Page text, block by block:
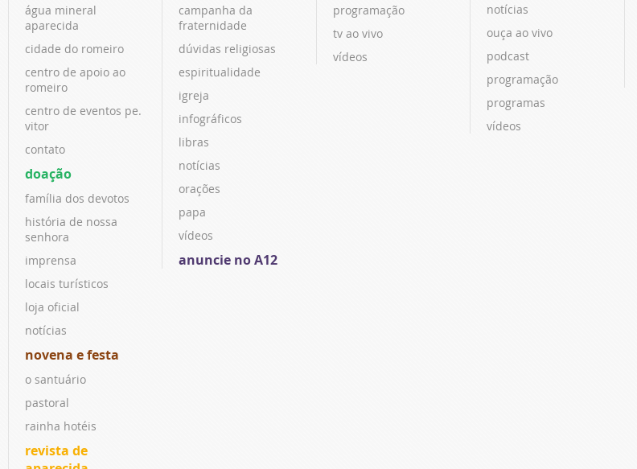
água mineral
aparecida
cidade do romeiro
centro de apoio ao
romeiro
centro de eventos pe.
vitor
contato
doação
família dos devotos
história de nossa
senhora
imprensa
locais turísticos
loja oficial
notícias
novena e festa
o santuário
pastoral
rainha hotéis
revista de
campanha da
fraternidade
dúvidas religiosas
espiritualidade
igreja
infográficos
libras
notícias
orações
papa
vídeos
anuncie no A12
programação
tv ao vivo
vídeos
notícias
ouça ao vivo
podcast
programação
programas
vídeos